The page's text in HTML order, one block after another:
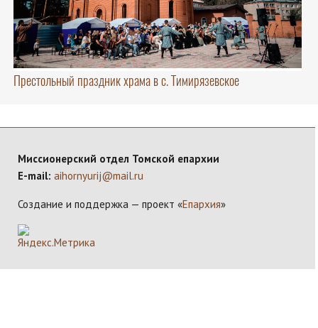
Престольный праздник храма в с. Тимирязевское
Миссионерский отдел Томской епархии
E-mail: aihornyurij@mail.ru
Создание и поддержка — проект «Епархия»